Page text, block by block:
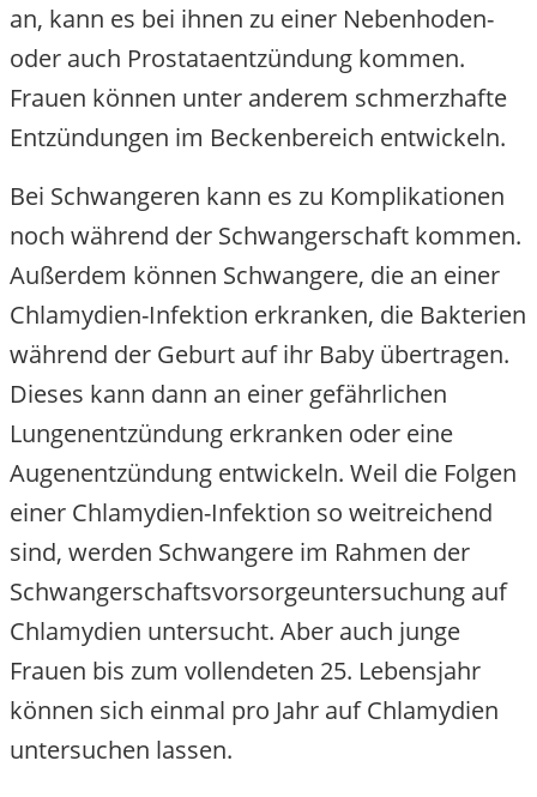
an, kann es bei ihnen zu einer Nebenhoden-
oder auch Prostataentzündung kommen.
Frauen können unter anderem schmerzhafte
Entzündungen im Beckenbereich entwickeln.
Bei Schwangeren kann es zu Komplikationen
noch während der Schwangerschaft kommen.
Außerdem können Schwangere, die an einer
Chlamydien-Infektion erkranken, die Bakterien
während der Geburt auf ihr Baby übertragen.
Dieses kann dann an einer gefährlichen
Lungenentzündung erkranken oder eine
Augenentzündung entwickeln. Weil die Folgen
einer Chlamydien-Infektion so weitreichend
sind, werden Schwangere im Rahmen der
Schwangerschaftsvorsorgeuntersuchung auf
Chlamydien untersucht. Aber auch junge
Frauen bis zum vollendeten 25. Lebensjahr
können sich einmal pro Jahr auf Chlamydien
untersuchen lassen.